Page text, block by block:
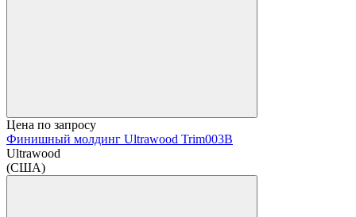
Цена по запросу
Финишный молдинг Ultrawood Trim003B
Ultrawood
(США)